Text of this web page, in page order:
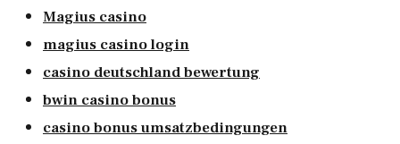
Magius casino
magius casino login
casino deutschland bewertung
bwin casino bonus
casino bonus umsatzbedingungen